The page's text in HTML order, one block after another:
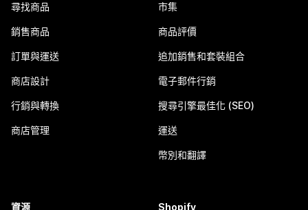
尋找商品
銷售商品
訂單與運送
商店設計
行銷與轉換
商店管理
市集
商品評價
追加銷售和套裝組合
電子郵件行銷
搜尋引擎最佳化 (SEO)
運送
幣別和翻譯
資源 Shopify